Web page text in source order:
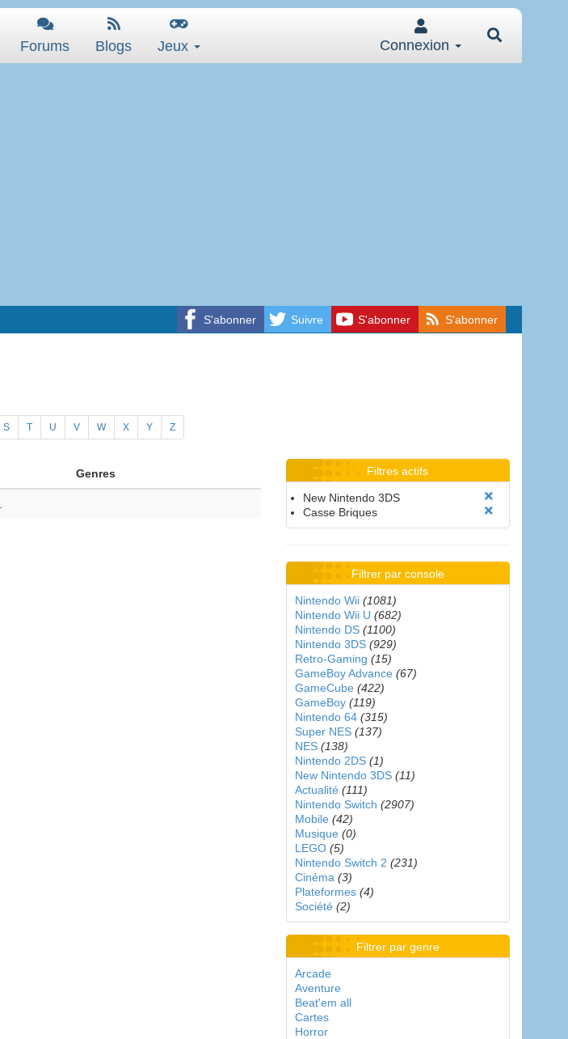
Forums Blogs Jeux Connexion
S'abonner Suivre S'abonner S'abonner
S T U V W X Y Z
Genres Filtres actifs
New Nintendo 3DS
Casse Briques
Filtrer par console
Nintendo Wii (1081)
Nintendo Wii U (682)
Nintendo DS (1100)
Nintendo 3DS (929)
Retro-Gaming (15)
GameBoy Advance (67)
GameCube (422)
GameBoy (119)
Nintendo 64 (315)
Super NES (137)
NES (138)
Nintendo 2DS (1)
New Nintendo 3DS (11)
Actualité (111)
Nintendo Switch (2907)
Mobile (42)
Musique (0)
LEGO (5)
Nintendo Switch 2 (231)
Cinéma (3)
Plateformes (4)
Société (2)
Filtrer par genre
Arcade
Aventure
Beat'em all
Cartes
Horror